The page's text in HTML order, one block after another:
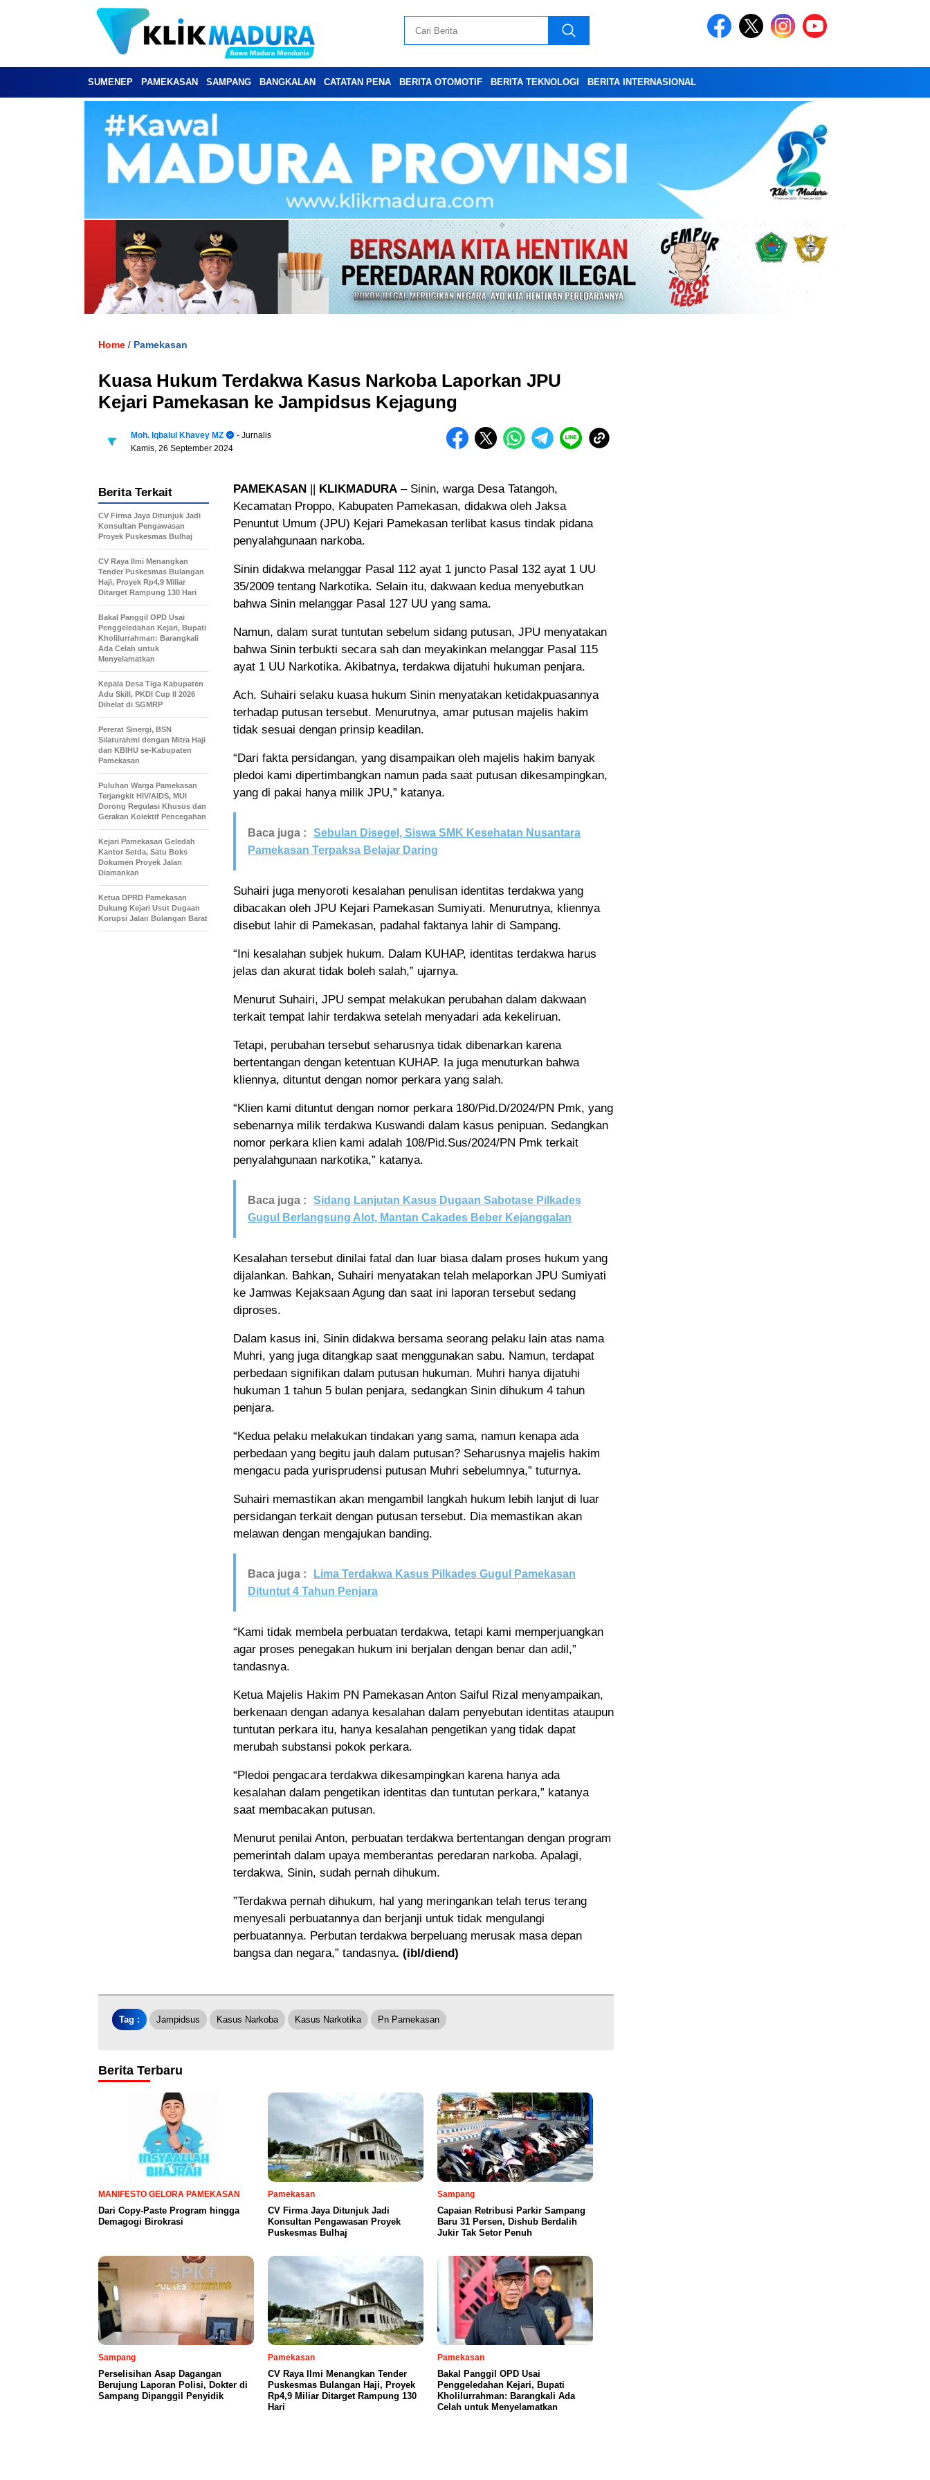
SUMENEP PAMEKASAN SAMPANG BANGKALAN CATATAN PENA BERITA OTOMOTIF BERITA TEKNOLOGI BERITA INTERNASIONAL
Home / Pamekasan
Kuasa Hukum Terdakwa Kasus Narkoba Laporkan JPU
Kejari Pamekasan ke Jampidsus Kejagung
Moh. Iqbalul Khavey MZ
- Jurnalis
Kamis, 26 September 2024
PAMEKASAN || KLIKMADURA – Sinin, warga Desa Tatangoh,
Kecamatan Proppo, Kabupaten Pamekasan, didakwa oleh Jaksa
Penuntut Umum (JPU) Kejari Pamekasan terlibat kasus tindak pidana
penyalahgunaan narkoba.
Sinin didakwa melanggar Pasal 112 ayat 1 juncto Pasal 132 ayat 1 UU
35/2009 tentang Narkotika. Selain itu, dakwaan kedua menyebutkan
bahwa Sinin melanggar Pasal 127 UU yang sama.
Namun, dalam surat tuntutan sebelum sidang putusan, JPU menyatakan
bahwa Sinin terbukti secara sah dan meyakinkan melanggar Pasal 115
ayat 1 UU Narkotika. Akibatnya, terdakwa dijatuhi hukuman penjara.
Ach. Suhairi selaku kuasa hukum Sinin menyatakan ketidakpuasannya
terhadap putusan tersebut. Menurutnya, amar putusan majelis hakim
tidak sesuai dengan prinsip keadilan.
“Dari fakta persidangan, yang disampaikan oleh majelis hakim banyak
pledoi kami dipertimbangkan namun pada saat putusan dikesampingkan,
yang di pakai hanya milik JPU,” katanya.
Baca juga :
Sebulan Disegel, Siswa SMK Kesehatan Nusantara
Pamekasan Terpaksa Belajar Daring
Suhairi juga menyoroti kesalahan penulisan identitas terdakwa yang
dibacakan oleh JPU Kejari Pamekasan Sumiyati. Menurutnya, kliennya
disebut lahir di Pamekasan, padahal faktanya lahir di Sampang.
“Ini kesalahan subjek hukum. Dalam KUHAP, identitas terdakwa harus
jelas dan akurat tidak boleh salah,” ujarnya.
Menurut Suhairi, JPU sempat melakukan perubahan dalam dakwaan
terkait tempat lahir terdakwa setelah menyadari ada kekeliruan.
Tetapi, perubahan tersebut seharusnya tidak dibenarkan karena
bertentangan dengan ketentuan KUHAP. Ia juga menuturkan bahwa
kliennya, dituntut dengan nomor perkara yang salah.
“Klien kami dituntut dengan nomor perkara 180/Pid.D/2024/PN Pmk, yang
sebenarnya milik terdakwa Kuswandi dalam kasus penipuan. Sedangkan
nomor perkara klien kami adalah 108/Pid.Sus/2024/PN Pmk terkait
penyalahgunaan narkotika,” katanya.
Baca juga :
Sidang Lanjutan Kasus Dugaan Sabotase Pilkades
Gugul Berlangsung Alot, Mantan Cakades Beber Kejanggalan
Kesalahan tersebut dinilai fatal dan luar biasa dalam proses hukum yang
dijalankan. Bahkan, Suhairi menyatakan telah melaporkan JPU Sumiyati
ke Jamwas Kejaksaan Agung dan saat ini laporan tersebut sedang
diproses.
Dalam kasus ini, Sinin didakwa bersama seorang pelaku lain atas nama
Muhri, yang juga ditangkap saat menggunakan sabu. Namun, terdapat
perbedaan signifikan dalam putusan hukuman. Muhri hanya dijatuhi
hukuman 1 tahun 5 bulan penjara, sedangkan Sinin dihukum 4 tahun
penjara.
“Kedua pelaku melakukan tindakan yang sama, namun kenapa ada
perbedaan yang begitu jauh dalam putusan? Seharusnya majelis hakim
mengacu pada yurisprudensi putusan Muhri sebelumnya,” tuturnya.
Suhairi memastikan akan mengambil langkah hukum lebih lanjut di luar
persidangan terkait dengan putusan tersebut. Dia memastikan akan
melawan dengan mengajukan banding.
Baca juga :
Lima Terdakwa Kasus Pilkades Gugul Pamekasan
Dituntut 4 Tahun Penjara
“Kami tidak membela perbuatan terdakwa, tetapi kami memperjuangkan
agar proses penegakan hukum ini berjalan dengan benar dan adil,”
tandasnya.
Ketua Majelis Hakim PN Pamekasan Anton Saiful Rizal menyampaikan,
berkenaan dengan adanya kesalahan dalam penyebutan identitas ataupun
tuntutan perkara itu, hanya kesalahan pengetikan yang tidak dapat
merubah substansi pokok perkara.
“Pledoi pengacara terdakwa dikesampingkan karena hanya ada
kesalahan dalam pengetikan identitas dan tuntutan perkara,” katanya
saat membacakan putusan.
Menurut penilai Anton, perbuatan terdakwa bertentangan dengan program
pemerintah dalam upaya memberantas peredaran narkoba. Apalagi,
terdakwa, Sinin, sudah pernah dihukum.
”Terdakwa pernah dihukum, hal yang meringankan telah terus terang
menyesali perbuatannya dan berjanji untuk tidak mengulangi
perbuatannya. Perbutan terdakwa berpeluang merusak masa depan
bangsa dan negara,” tandasnya. (ibl/diend)
Berita Terkait
CV Firma Jaya Ditunjuk Jadi
Konsultan Pengawasan
Proyek Puskesmas Bulhaj
CV Raya Ilmi Menangkan
Tender Puskesmas Bulangan
Haji, Proyek Rp4,9 Miliar
Ditarget Rampung 130 Hari
Bakal Panggil OPD Usai
Penggeledahan Kejari, Bupati
Kholilurrahman: Barangkali
Ada Celah untuk
Menyelamatkan
Kepala Desa Tiga Kabupaten
Adu Skill, PKDI Cup II 2026
Dihelat di SGMRP
Pererat Sinergi, BSN
Silaturahmi dengan Mitra Haji
dan KBIHU se-Kabupaten
Pamekasan
Puluhan Warga Pamekasan
Terjangkit HIV/AIDS, MUI
Dorong Regulasi Khusus dan
Gerakan Kolektif Pencegahan
Kejari Pamekasan Geledah
Kantor Setda, Satu Boks
Dokumen Proyek Jalan
Diamankan
Ketua DPRD Pamekasan
Dukung Kejari Usut Dugaan
Korupsi Jalan Bulangan Barat
Tag : Jampidsus Kasus Narkoba Kasus Narkotika Pn Pamekasan
Berita Terbaru
MANIFESTO GELORA PAMEKASAN
Dari Copy-Paste Program hingga
Demagogi Birokrasi
Pamekasan
CV Firma Jaya Ditunjuk Jadi
Konsultan Pengawasan Proyek
Puskesmas Bulhaj
Sampang
Capaian Retribusi Parkir Sampang
Baru 31 Persen, Dishub Berdalih
Jukir Tak Setor Penuh
Sampang
Perselisihan Asap Dagangan
Berujung Laporan Polisi, Dokter di
Sampang Dipanggil Penyidik
Pamekasan
CV Raya Ilmi Menangkan Tender
Puskesmas Bulangan Haji, Proyek
Rp4,9 Miliar Ditarget Rampung 130
Hari
Pamekasan
Bakal Panggil OPD Usai
Penggeledahan Kejari, Bupati
Kholilurrahman: Barangkali Ada
Celah untuk Menyelamatkan